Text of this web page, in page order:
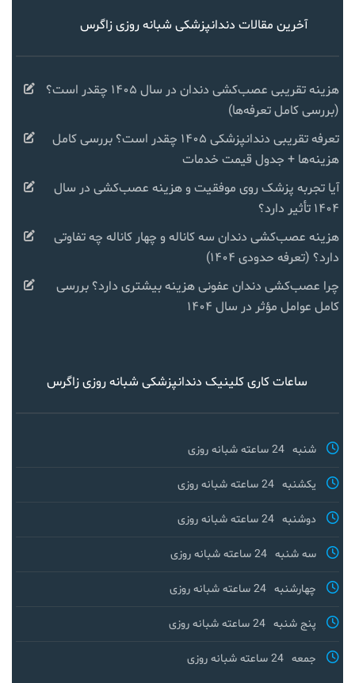
آخرین مقالات دندانپزشکی شبانه روزی زاگرس
هزینه تقریبی عصب‌کشی دندان در سال ۱۴۰۵ چقدر است؟
(بررسی کامل تعرفه‌ها)
تعرفه تقریبی دندانپزشکی ۱۴۰۵ چقدر است؟ بررسی کامل
هزینه‌ها + جدول قیمت خدمات
آیا تجربه پزشک روی موفقیت و هزینه عصب‌کشی در سال
۱۴۰۴ تأثیر دارد؟
هزینه عصب‌کشی دندان سه کاناله و چهار کاناله چه تفاوتی
دارد؟ (تعرفه حدودی ۱۴۰۴)
چرا عصب‌کشی دندان عفونی هزینه بیشتری دارد؟ بررسی
کامل عوامل مؤثر در سال ۱۴۰۴
ساعات کاری کلینیک دندانپزشکی شبانه روزی زاگرس
شنبه 24 ساعته شبانه روزی
یکشنبه 24 ساعته شبانه روزی
دوشنبه 24 ساعته شبانه روزی
سه شنبه 24 ساعته شبانه روزی
چهارشنبه 24 ساعته شبانه روزی
پنج شنبه 24 ساعته شبانه روزی
جمعه 24 ساعته شبانه روزی